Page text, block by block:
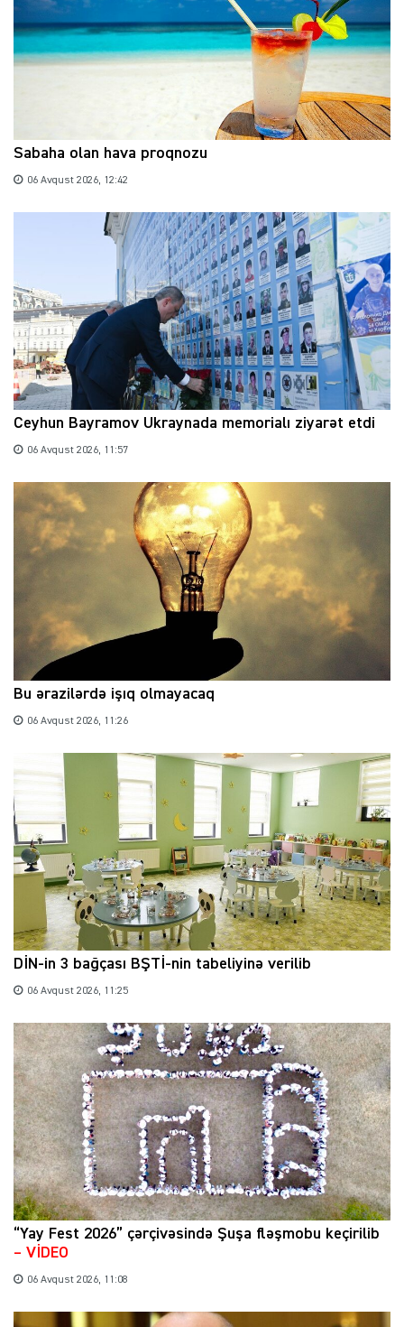
Sabaha olan hava proqnozu
06 Avqust 2026, 12:42
Ceyhun Bayramov Ukraynada memorialı ziyarət etdi
06 Avqust 2026, 11:57
Bu ərazilərdə işıq olmayacaq
06 Avqust 2026, 11:26
DİN-in 3 bağçası BŞTİ-nin tabeliyinə verilib
06 Avqust 2026, 11:25
“Yay Fest 2026” çərçivəsində Şuşa fləşmobu keçirilib
– VİDEO
06 Avqust 2026, 11:08